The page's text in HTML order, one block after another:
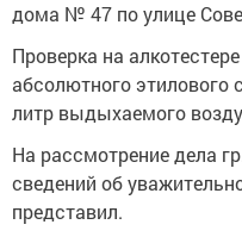
дома № 47 по улице
Проверка на
абсолютного этилового
литр выдыхаемого
На рассмотрение дела
сведений об
представил.